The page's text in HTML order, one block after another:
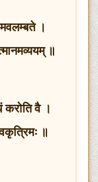
।
॥
करोति वै ।
॥